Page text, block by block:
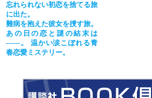
忘れられない初恋を捨てる旅
に出た。
難病を抱えた彼女を捜す旅。
あの日の恋と謎の結末は
――。 温かい涙こぼれる青
春恋愛ミステリー。